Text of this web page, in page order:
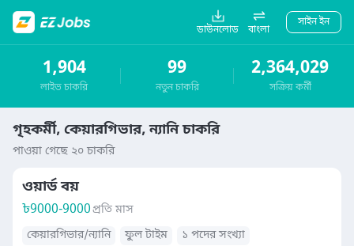
ডাউনলোড বাংলা
সাইন ইন
1,904
লাইভ চাকরি
99
নতুন চাকরি
2,364,029
সক্রিয় কর্মী
গৃহকর্মী, কেয়ারগিভার, ন্যানি চাকরি
পাওয়া গেছে ২০ চাকরি
ওয়ার্ড বয়
৳9000-9000প্রতি মাস
কেয়ারগিভার/ন্যানি
ফুল টাইম
১ পদের সংখ্যা